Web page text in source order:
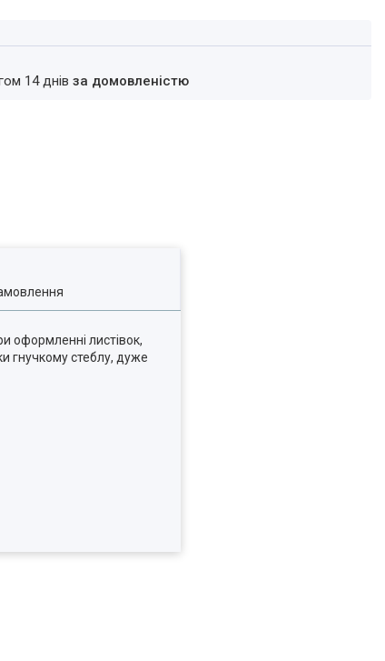
14 днівза домовленістю
оформленні листівок,
гнучкому стеблу, дуже